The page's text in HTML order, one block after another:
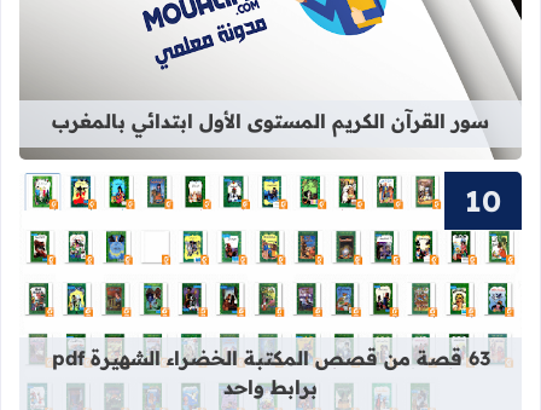
قراءة المزيد عن سور القرآن الكريم
سور القرآن الكريم المستوى الأول ابتدائي بالمغرب
قراءة المزيد عن 63 قصة من قصص المكتبة الخضراء الشهيرة pdf برابط واحد
63 قصة من قصص المكتبة الخضراء الشهيرة pdf
برابط واحد